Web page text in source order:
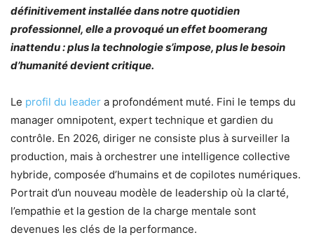
définitivement installée dans notre quotidien
professionnel, elle a provoqué un effet boomerang
inattendu : plus la technologie s’impose, plus le besoin
d’humanité devient critique.
Le profil du leader a profondément muté. Fini le temps du
manager omnipotent, expert technique et gardien du
contrôle. En 2026, diriger ne consiste plus à surveiller la
production, mais à orchestrer une intelligence collective
hybride, composée d’humains et de copilotes numériques.
Portrait d’un nouveau modèle de leadership où la clarté,
l’empathie et la gestion de la charge mentale sont
devenues les clés de la performance.